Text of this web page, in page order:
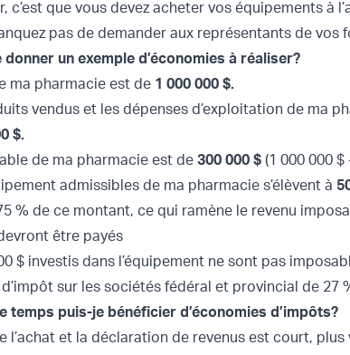
c’est que vous devez acheter vos équipements à
pas de demander aux représentants de vos
donner un exemple d’économies à réaliser?
ma pharmacie est de 1 000 000 $.
vendus et les dépenses d’exploitation de ma
$.
de ma pharmacie est de 300 000 $ (1 000 000 $
admissibles de ma pharmacie s’élèvent à
% de ce montant, ce qui ramène le revenu
être payés
$ investis dans l’équipement ne sont pas
sur les sociétés fédéral et provincial de 27
temps puis-je bénéficier d’économies d’impôts?
l’achat et la déclaration de revenus est court,